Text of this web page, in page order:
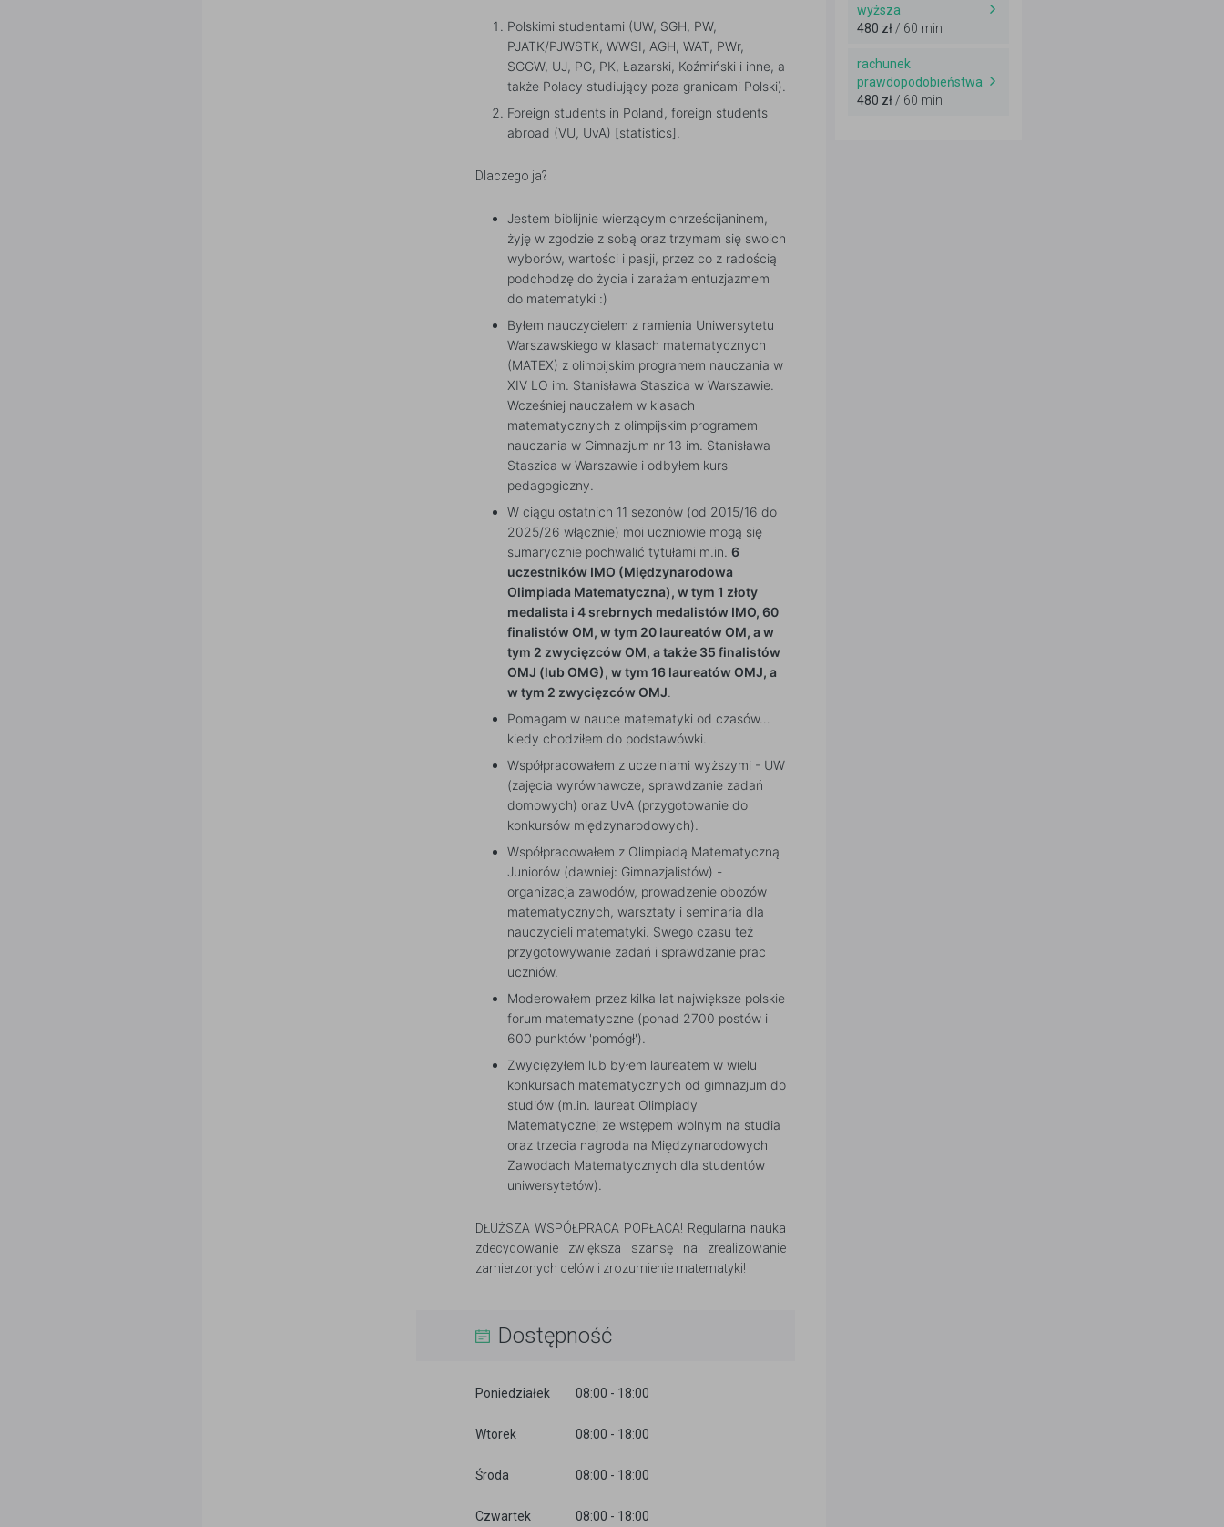
Polskimi studentami (UW, SGH, PW,
PJATK/PJWSTK, WWSI, AGH, WAT, PWr,
SGGW, UJ, PG, PK, Łazarski, Koźmiński i inne, a
także Polacy studiujący poza granicami Polski).
Foreign students in Poland, foreign students
abroad (VU, UvA) [statistics].
Dlaczego ja?
Jestem biblijnie wierzącym chrześcijaninem,
żyję w zgodzie z sobą oraz trzymam się swoich
wyborów, wartości i pasji, przez co z radością
podchodzę do życia i zarażam entuzjazmem
do matematyki :)
Byłem nauczycielem z ramienia Uniwersytetu
Warszawskiego w klasach matematycznych
(MATEX) z olimpijskim programem nauczania w
XIV LO im. Stanisława Staszica w Warszawie.
Wcześniej nauczałem w klasach
matematycznych z olimpijskim programem
nauczania w Gimnazjum nr 13 im. Stanisława
Staszica w Warszawie i odbyłem kurs
pedagogiczny.
W ciągu ostatnich 11 sezonów (od 2015/16 do
2025/26 włącznie) moi uczniowie mogą się
sumarycznie pochwalić tytułami m.in. 6
uczestników IMO (Międzynarodowa
Olimpiada Matematyczna), w tym 1 złoty
medalista i 4 srebrnych medalistów IMO, 60
finalistów OM, w tym 20 laureatów OM, a w
tym 2 zwycięzców OM, a także 35 finalistów
OMJ (lub OMG), w tym 16 laureatów OMJ, a
w tym 2 zwycięzców OMJ
Pomagam w nauce matematyki od czasów…
kiedy chodziłem do podstawówki.
Współpracowałem z uczelniami wyższymi - UW
(zajęcia wyrównawcze, sprawdzanie zadań
domowych) oraz UvA (przygotowanie do
konkursów międzynarodowych).
Współpracowałem z Olimpiadą Matematyczną
Juniorów (dawniej: Gimnazjalistów) -
organizacja zawodów, prowadzenie obozów
matematycznych, warsztaty i seminaria dla
nauczycieli matematyki. Swego czasu też
przygotowywanie zadań i sprawdzanie prac
uczniów.
Moderowałem przez kilka lat największe polskie
forum matematyczne (ponad 2700 postów i
600 punktów 'pomógł').
Zwyciężyłem lub byłem laureatem w wielu
konkursach matematycznych od gimnazjum do
studiów (m.in. laureat Olimpiady
Matematycznej ze wstępem wolnym na studia
oraz trzecia nagroda na Międzynarodowych
Zawodach Matematycznych dla studentów
uniwersytetów).
DŁUŻSZA WSPÓŁPRACA POPŁACA! Regularna nauka
zdecydowanie zwiększa szansę na zrealizowanie
zamierzonych celów i zrozumienie matematyki!
Dostępność
Poniedziałek 08:00 - 18:00
Wtorek 08:00 - 18:00
Środa 08:00 - 18:00
Czwartek 08:00 - 18:00
wyższa
480 zł / 60 min
rachunek
prawdopodobieństwa
480 zł / 60 min